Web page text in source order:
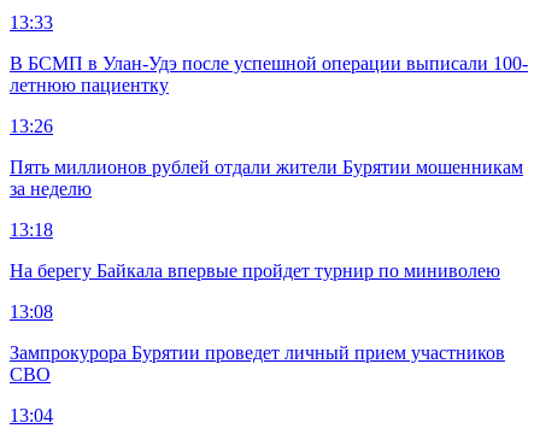
13:33
В БСМП в Улан-Удэ после успешной операции выписали 100-
летнюю пациентку
13:26
Пять миллионов рублей отдали жители Бурятии мошенникам
за неделю
13:18
На берегу Байкала впервые пройдет турнир по миниволею
13:08
Зампрокурора Бурятии проведет личный прием участников
СВО
13:04